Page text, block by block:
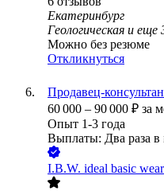
Екатеринбург
Геологическая и еще
Можно без резюме
Откликнуться
Продавец-
60 000 – 90 000 ₽ за
Опыт 1-3 года
Выплаты: Два раза в
I.B.W. ideal basic wear